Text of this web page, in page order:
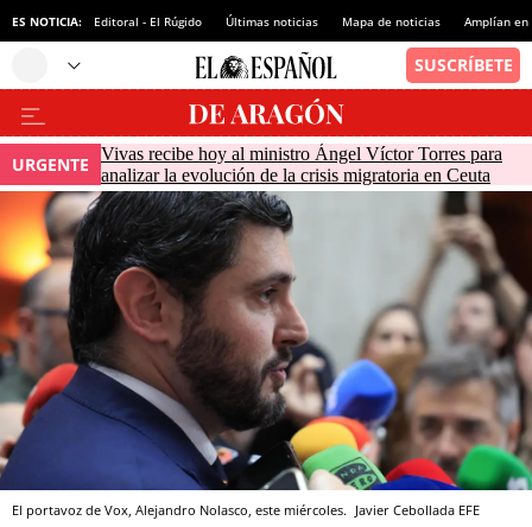
ES NOTICIA: Editoral - El Rúgido Últimas noticias Mapa de noticias Amplían
URGENTE
Vivas recibe hoy al ministro Ángel Víctor Torres para
analizar la evolución de la crisis migratoria en Ceuta
El portavoz de Vox, Alejandro Nolasco, este miércoles. Javier Cebollada EFE